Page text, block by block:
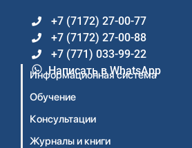
+7 (7172) 27-00-77
+7 (7172) 27-00-88
+7 (771) 033-99-22
Написать в WhatsApp
Информационная система
Обучение
Консультации
Журналы и книги